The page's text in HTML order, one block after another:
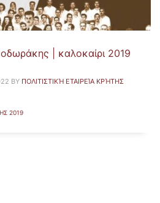
| καλοκαίρι 2019
BY ΠΟΛΙΤΙΣΤΙΚΉ ΕΤΑΙΡΕΊΑ ΚΡΉΤΗΣ
2019